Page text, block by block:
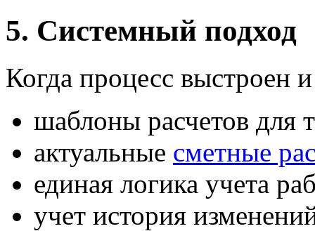
5. Системный подход
Когда процесс выстроен
шаблоны расчетов для
актуальные сметные
единая логика учета
учет история